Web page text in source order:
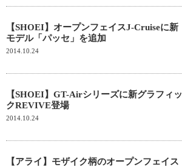
【SHOEI】オープンフェイスJ-Cruiseに新
モデル「パッセ」を追加
2014.10.24
【SHOEI】GT-Airシリーズに新グラフィッ
クREVIVE登場
2014.10.24
【アライ】モザイク柄のオープンフェイス